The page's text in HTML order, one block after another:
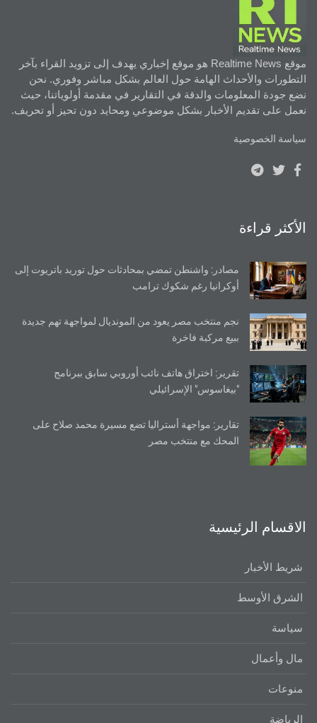
موقع Realtime News هو موقع إخباري يهدف إلى تزويد القراء بآخر
التطورات والأحداث الهامة حول العالم بشكل مباشر وفوري. نحن
نضع جودة المعلومات والدقة في التقارير في مقدمة أولوياتنا، حيث
نعمل على تقديم الأخبار بشكل موضوعي ومحايد دون تحيز أو تحريف.
سياسة الخصوصية
الأكثر قراءة
مصادر: واشنطن تمضي بمحادثات حول توريد باتريوت إلى
أوكرانيا رغم شكوك ترامب
نجم منتخب مصر يعود من المونديال لمواجهة تهم جديدة
ببيع مركبة فاخرة
تقرير: اختراق هاتف نائب أوروبي سابق ببرنامج
"بيغاسوس" الإسرائيلي
تقارير: مواجهة أستراليا تضع مسيرة محمد صلاح على
المحك مع منتخب مصر
الاقسام الرئيسية
شريط الأخبار
الشرق الأوسط
سياسة
مال وأعمال
منوعات
الرياضة